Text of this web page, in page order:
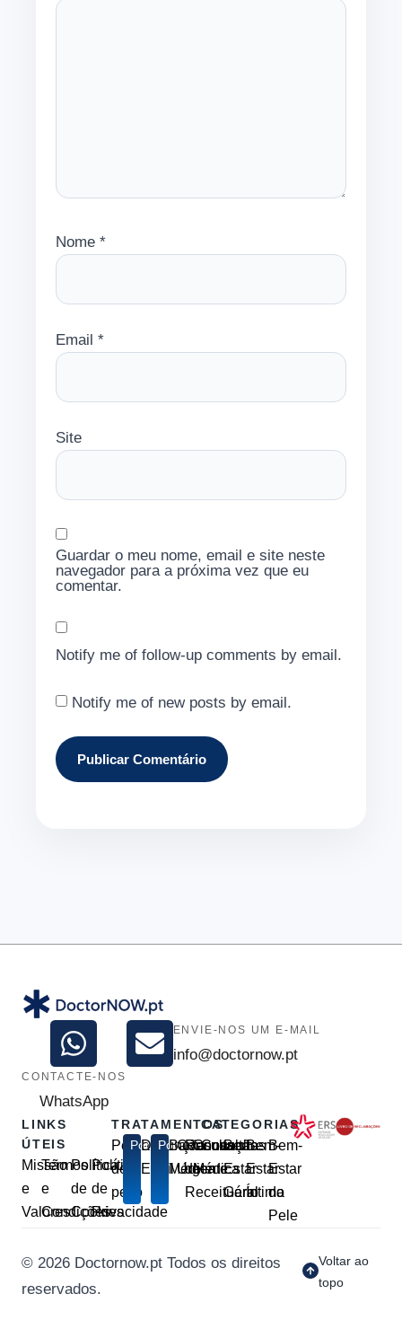
Nome *
Email *
Site
Guardar o meu nome, email e site neste
navegador para a próxima vez que eu
comentar.
Notify me of follow-up comments by email.
Notify me of new posts by email.
CONTACTE-NOS
WhatsApp
ENVIE-NOS UM E-MAIL
info@doctornow.pt
LINKS
ÚTEIS
Missão
e
Valores
Termos
e
Condições
Política
de
Cookies
Política
de
Privacidade
TRATAMENTOS
Perda
de
peso
Popular
Disfunção
Erétil
Popular
Baixa
Médica
Consulta
Urgente
Renovação
de
Receituário
Consulta
Médica
CATEGORIAS
Consultas
Bem-
Estar
Geral
Bem-
Estar
Íntimo
Bem-
Estar
da
Pele
© 2026 Doctornow.pt Todos os direitos
reservados.
Voltar ao
topo